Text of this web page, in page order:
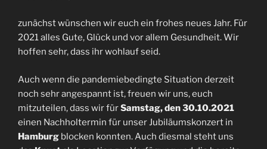
zunächst wünschen wir euch ein frohes neues Jahr. Für
2021 alles Gute, Glück und vor allem Gesundheit. Wir
hoffen sehr, dass ihr wohlauf seid.
Auch wenn die pandemiebedingte Situation derzeit
noch sehr angespannt ist, freuen wir uns, euch
mitzuteilen, dass wir fürSamstag, den 30.10.2021
einen Nachholtermin für unser Jubiläumskonzert in
Hamburg blocken konnten. Auch diesmal steht uns